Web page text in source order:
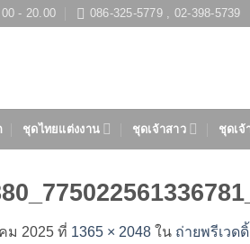
- 20.00 086-325-5779 , 02-398-5739
ชุดไทยแต่งงาน ชุดเจ้าสาว ชุดเจ้
ม 2025 ที่ 1365 × 2048 ใน ถ่ายพรีเวด